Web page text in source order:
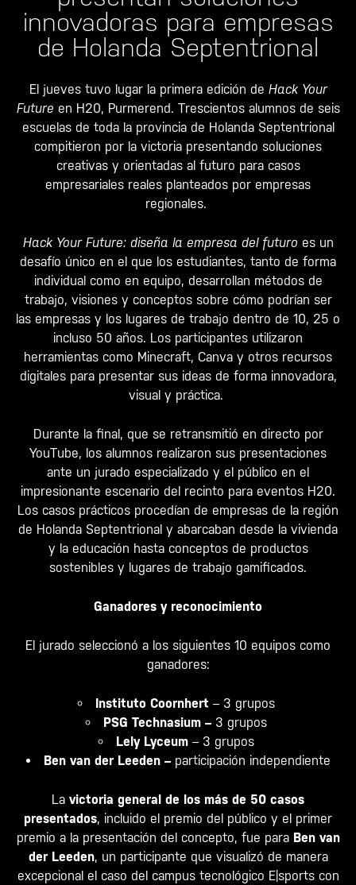
innovadoras para empresas
de Holanda Septentrional
El jueves tuvo lugar la primera edición de Hack Your
Future en H20, Purmerend. Trescientos alumnos de seis
escuelas de toda la provincia de Holanda Septentrional
compitieron por la victoria presentando soluciones
creativas y orientadas al futuro para casos
empresariales reales planteados por empresas
regionales.
Hack Your Future: diseña la empresa del futuro es un
desafío único en el que los estudiantes, tanto de forma
individual como en equipo, desarrollan métodos de
trabajo, visiones y conceptos sobre cómo podrían ser
las empresas y los lugares de trabajo dentro de 10, 25 o
incluso 50 años. Los participantes utilizaron
herramientas como Minecraft, Canva y otros recursos
digitales para presentar sus ideas de forma innovadora,
visual y práctica.
Durante la final, que se retransmitió en directo por
YouTube, los alumnos realizaron sus presentaciones
ante un jurado especializado y el público en el
impresionante escenario del recinto para eventos H20.
Los casos prácticos procedían de empresas de la región
de Holanda Septentrional y abarcaban desde la vivienda
y la educación hasta conceptos de productos
sostenibles y lugares de trabajo gamificados.
Ganadores y reconocimiento
El jurado seleccionó a los siguientes 10 equipos como
ganadores:
Instituto Coornhert – 3 grupos
PSG Technasium – 3 grupos
Lely Lyceum– 3 grupos
Ben van der Leeden – participación independiente
La victoria general de los más de 50 casos
presentados, incluido el premio del público y el primer
premio a la presentación del concepto, fue para Ben van
der Leeden, un participante que visualizó de manera
excepcional el caso del campus tecnológico E|sports con